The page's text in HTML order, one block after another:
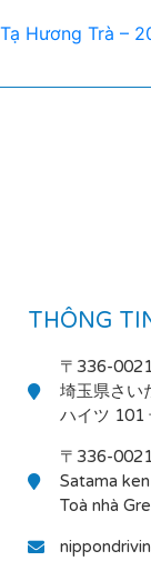
Tạ Hương Trà –
THÔNG
〒336-0021
埼玉県さい
ハイツ 101
〒336-0021
Satama
Toà nhà